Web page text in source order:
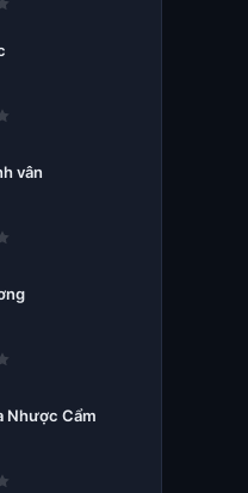
vân
Nhược Cẩm